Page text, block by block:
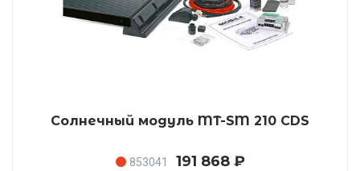
Солнечный модуль MT-SM 210 CDS
853041 191 868 ₽